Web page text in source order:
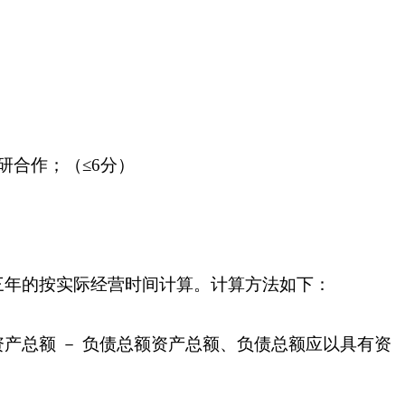
作；（≤6分）
的按实际经营时间计算。计算方法如下：
总额 － 负债总额资产总额、负债总额应以具有资